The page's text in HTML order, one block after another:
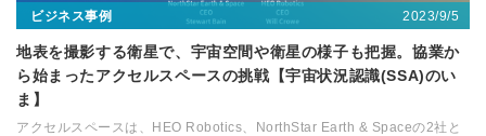
ビジネス事例 2023/9/5
地表を撮影する衛星で、宇宙空間や衛星の様子も把握。協業か
ら始まったアクセルスペースの挑戦【宇宙状況認識(SSA)のい
ま】
アクセルスペースは、HEO Robotics、NorthStar Earth & Spaceの2社と